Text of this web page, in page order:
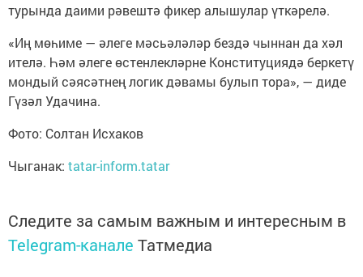
турында даими рәвештә фикер алышулар үткәрелә.
«Иң мөһиме — әлеге мәсьәләләр бездә чыннан да хәл
ителә. Һәм әлеге өстенлекләрне Конституциядә беркетү
мондый сәясәтнең логик дәвамы булып тора», — диде
Гүзәл Удачина.
Фото: Солтан Исхаков
Чыганак: tatar-inform.tatar
Следите за самым важным и интересным в
Telegram-канале Татмедиа